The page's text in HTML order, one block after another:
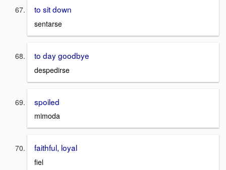
to sit down
sentarse
to day goodbye
despedirse
spoiled
mimoda
faithful, loyal
fiel